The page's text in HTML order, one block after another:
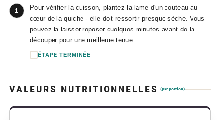
1
Pour vérifier la cuisson, plantez la lame d'un couteau au
cœur de la quiche - elle doit ressortir presque sèche. Vous
pouvez la laisser reposer quelques minutes avant de la
découper pour une meilleure tenue.
ÉTAPE TERMINÉE
VALEURS NUTRITIONNELLES (par portion)